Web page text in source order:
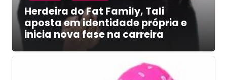
Herdeira do Fat Family, Tali
aposta em identidade própria e
inicia nova fase na carreira